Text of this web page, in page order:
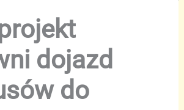
dojazd
do